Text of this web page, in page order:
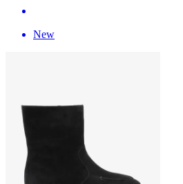
New